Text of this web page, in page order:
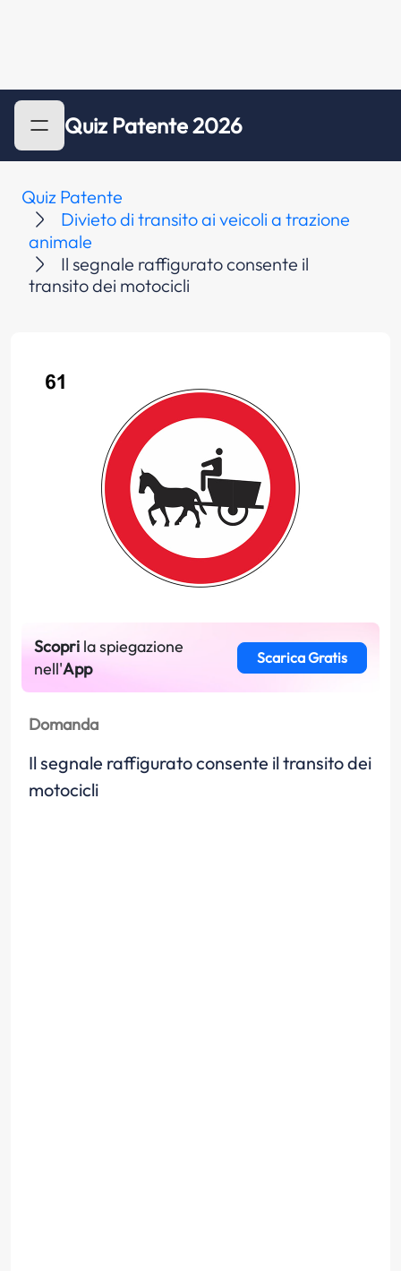
Quiz Patente 2026
Quiz Patente
Divieto di transito ai veicoli a trazione
animale
Il segnale raffigurato consente il
transito dei motocicli
Scopri la spiegazione
nell'App
Scarica Gratis
Domanda
Il segnale raffigurato consente il transito dei
motocicli